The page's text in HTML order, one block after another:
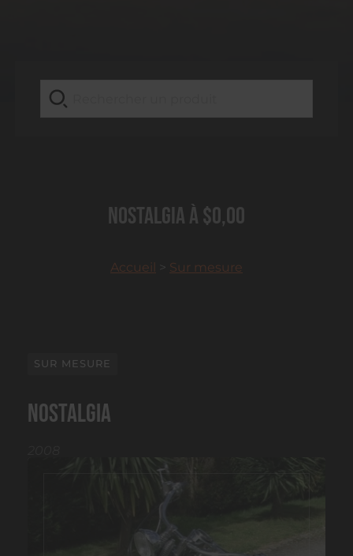
Nostalgia à $0,00
Accueil > Sur mesure
SUR MESURE
Nostalgia